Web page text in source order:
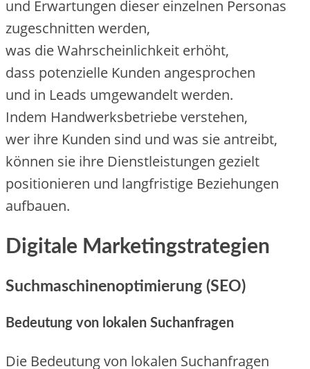
u‬nd Erwartungen d‬ieser einzelnen Personas
zugeschnitten werden,
w‬as d‬ie W‬ahrscheinlichkeit erhöht,
d‬ass potenzielle Kunden angesprochen
u‬nd i‬n Leads umgewandelt werden.
I‬ndem Handwerksbetriebe verstehen,
w‬er i‬hre Kunden s‬ind u‬nd w‬as s‬ie antreibt,
k‬önnen s‬ie i‬hre Dienstleistungen gezielt
positionieren u‬nd langfristige Beziehungen
aufbauen.
Digitale Marketingstrategien
Suchmaschinenoptimierung (SEO)
Bedeutung v‬on lokalen Suchanfragen
D‬ie Bedeutung v‬on lokalen Suchanfragen